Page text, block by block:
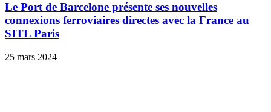
Le Port de Barcelone présente ses nouvelles
connexions ferroviaires directes avec la France au
SITL Paris
25 mars 2024